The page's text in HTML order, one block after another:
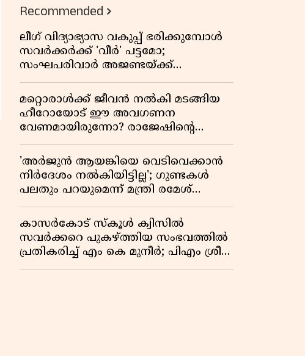
Recommended
ലീഗ് വിദ്യാഭ്യാസ വകുപ്പ് ഭരിക്കുമ്പോൾ
സവർക്കർക്ക് 'വീർ' പട്ടമോ;
സംഘപരിവാർ അജണ്ടയ്ക്ക്
പച്ചക്കൊടി കാട്ടുന്നതാര്?
മഞ്ചേശ്വരത്തെ ക്വിസ് ചോദ്യം
വിവാദമാവുമ്പോൾ
മറ്റൊരാൾക്ക് ജീവൻ നൽകി മടങ്ങിയ
ഹീറോയോട് ഈ അവഗണന
വേണമായിരുന്നോ? രാജേഷിൻ്റെ
ഭൗതിക ശരീരത്തോടുള്ള അനാദരവിൽ
ആളിപ്പടരുന്ന ജനരോഷവും പാഠവും
'അർജുൻ ആയങ്കിയെ വെടിവെക്കാൻ
നിർദേശം നൽകിയിട്ടില്ല'; ഗുണ്ടകൾ
പലതും പറയുമെന്ന് മന്ത്രി രമേശ്
ചെന്നിത്തല
കാസർകോട് സ്കൂൾ ക്വിസിൽ
സവർക്കറെ പുകഴ്ത്തിയ സംഭവത്തിൽ
പ്രതികരിച്ച് എം കെ മുനീർ; പിഎം ശ്രീ
പദ്ധതിയിലും പ്രതികരണം